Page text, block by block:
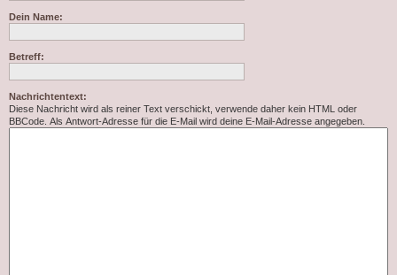
Dein Name:
Betreff:
Nachrichtentext:
Diese Nachricht wird als reiner Text verschickt, verwende daher kein HTML oder
BBCode. Als Antwort-Adresse für die E-Mail wird deine E-Mail-Adresse angegeben.